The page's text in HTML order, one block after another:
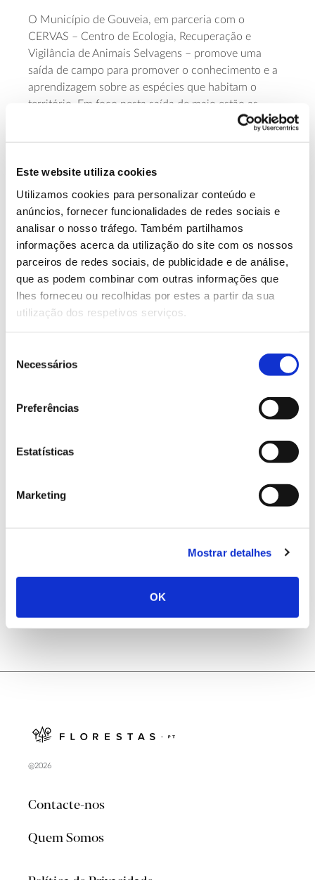
Este website utiliza cookies
Utilizamos cookies para personalizar conteúdo e
anúncios, fornecer funcionalidades de redes sociais e
analisar o nosso tráfego. Também partilhamos
informações acerca da utilização do site com os nossos
parceiros de redes sociais, de publicidade e de análise,
que as podem combinar com outras informações que
lhes forneceu ou recolhidas por estes a partir da sua
utilização dos respetivos serviços.
Necessários
Preferências
Estatísticas
Marketing
Mostrar detalhes
OK
O Município de Gouveia, em parceria com o
CERVAS – Centro de Ecologia, Recuperação e
Vigilância de Animais Selvagens – promove uma
saída de campo para promover o conhecimento e a
aprendizagem sobre as espécies que habitam o
território. Em foco nesta saída de maio estão as
espécies que podem observar-se junto ao Rio
telefone ouemail(962033099,
gouveia.pt
Saiba mais
13.07.2026
Genoma do priolo e de outras espécies em risco:
conhecer para conservar
Registar galhas de Trichi em acácia-das-espigas:
@2026
Contacte-nos
Quem Somos